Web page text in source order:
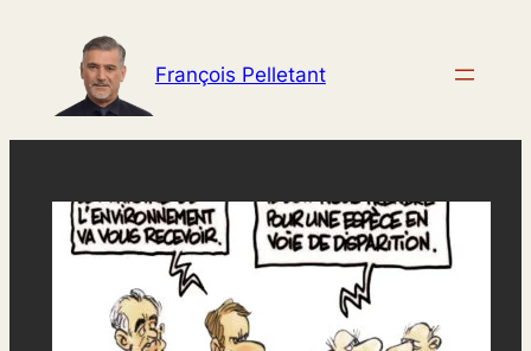
contenu
François Pelletant